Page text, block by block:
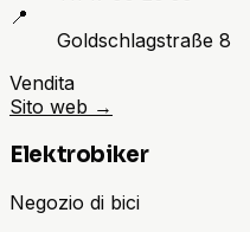
📍
Goldschlagstraße 8
Vendita
Sito web →
Elektrobiker
Negozio di bici